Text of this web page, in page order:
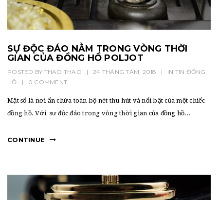
SỰ ĐỘC ĐÁO NẰM TRONG VÒNG THỜI
GIAN CỦA ĐỒNG HỒ POLJOT
POSTED BY THAO THAO | 24 THÁNG TÁM, 2018 | IN TIN ĐỒNG
HỒ
| 0 COMMENT
Mặt số là nơi ẩn chứa toàn bộ nét thu hút và nổi bật của một chiếc
đồng hồ. Với sự độc đáo trong vòng thời gian của đồng hồ...
CONTINUE